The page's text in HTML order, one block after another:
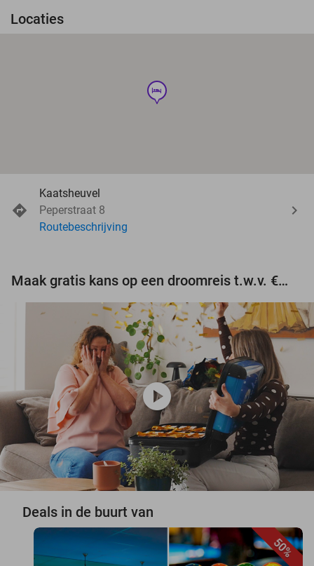
Locaties
hotel
Kaatsheuvel
Peperstraat 8
Routebeschrijving
Maak gratis kans op een droomreis t.w.v. €3.000!
play_circle
Deals in de buurt van
50%